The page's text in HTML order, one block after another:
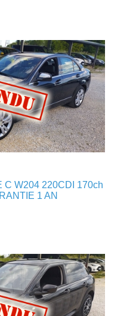
C W204 220CDI 170ch
1 AN